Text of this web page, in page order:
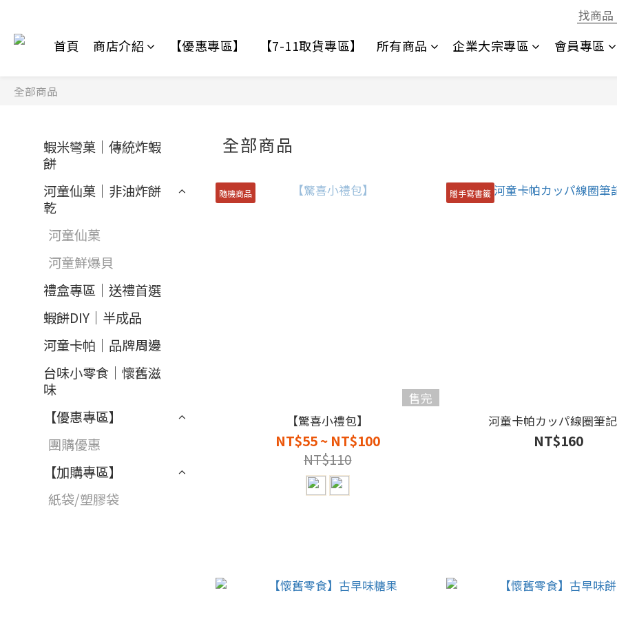
首頁 商店介紹 【優惠專區】 【7-11取貨專區】 所有商品 企業大宗專區 會員專區
全部商品
蝦米彎菓｜傳統炸蝦
餅
河童仙菓｜非油炸餅
乾
河童仙菓
河童鮮爆貝
禮盒專區｜送禮首選
蝦餅DIY｜半成品
河童卡帕｜品牌周邊
台味小零食｜懷舊滋
味
【優惠專區】
團購優惠
【加購專區】
紙袋/塑膠袋
全部商品
隨機商品
售完
【驚喜小禮包】
NT$55 ~ NT$100
NT$110
贈手寫書籤
河童卡帕カッパ線圈筆
NT$160